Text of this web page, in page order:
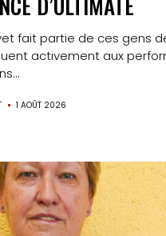
fait partie de ces gens
activement aux
1 AOÛT 2026